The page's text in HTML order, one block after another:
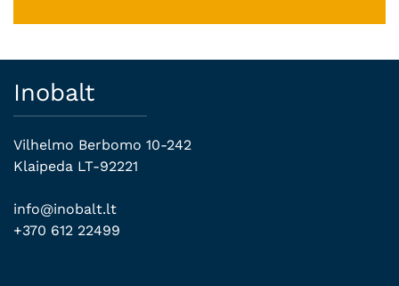
Inobalt
Vilhelmo Berbomo 10-242
Klaipeda LT-92221
info@inobalt.lt
+370 612 22499